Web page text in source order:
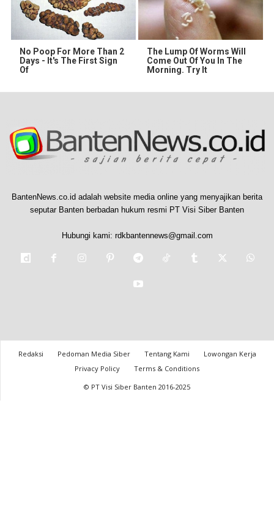
No Poop For More Than 2
Days - It's The First Sign
Of
The Lump Of Worms Will
Come Out Of You In The
Morning. Try It
BantenNews.co.id adalah website media online yang menyajikan berita
seputar Banten berbadan hukum resmi PT Visi Siber Banten
Hubungi kami: rdkbantennews@gmail.com
Redaksi Pedoman Media Siber Tentang Kami
Lowongan Kerja
Privacy Policy
Terms & Conditions
© PT Visi Siber Banten 2016-2025